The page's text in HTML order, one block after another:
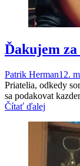
Ďakujem
Patrik Herman12.
Priatelia, odkedy
sa podakovat
Čítať ďalej